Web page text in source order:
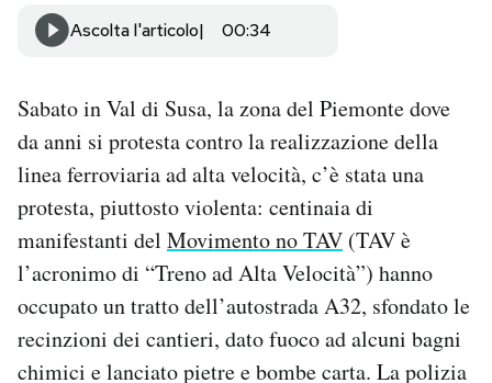
SHOP
AREA PERSONALE
Area Personale
Newsletter
Notifiche mobile
Esci
Ascolta l'articolo 00:34
Sabato in Val di Susa, la zona del Piemonte dove
da anni si protesta contro la realizzazione della
linea ferroviaria ad alta velocità, c’è stata una
protesta, piuttosto violenta: centinaia di
manifestanti del Movimento no TAV (TAV è
l’acronimo di “Treno ad Alta Velocità”) hanno
occupato un tratto dell’autostrada A32, sfondato le
recinzioni dei cantieri, dato fuoco ad alcuni bagni
chimici e lanciato pietre e bombe carta. La polizia